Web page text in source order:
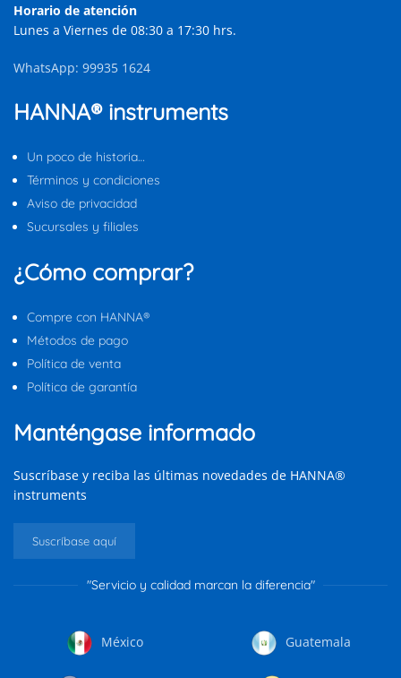
Horario de atención
Lunes a Viernes de 08:30 a 17:30 hrs.
WhatsApp: 99935 1624
HANNA® instruments
Un poco de historia…
Términos y condiciones
Aviso de privacidad
Sucursales y filiales
¿Cómo comprar?
Compre con HANNA®
Métodos de pago
Política de venta
Política de garantía
Manténgase informado
Suscríbase y reciba las últimas novedades de HANNA®
instruments
Suscríbase aquí
"Servicio y calidad marcan la diferencia"
México Guatemala